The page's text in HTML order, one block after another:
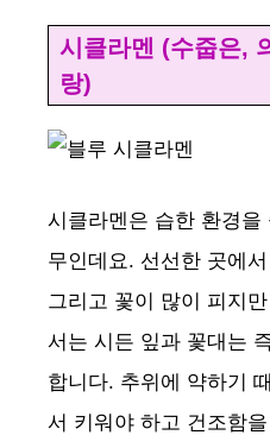
시클라멘 (수줍은,
랑)
시클라멘은 습한 환경
무인데요. 선선한 곳에
그리고 꽃이 많이 피지
서는 시든 잎과 꽃대는
합니다. 추위에 약하기
서 키워야 하고 건조함